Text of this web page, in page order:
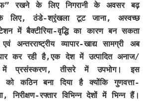
रखने के लिए निगरानी के अवसर बढ़
लिए, ठंडे-श्रृंखला टूट जाना, अस्वच्छ
में बैक्टीरिया-वृद्धि का कारण बन सकता
व्यापार-खाद्य सामग्री अब
पार कर रही है,एक देश में उत्पादित अनाज/
तीसरे में उपभोग। इस
को कठिन बना दिया है क्योंकि गुणवत्ता-
निरीक्षण-रफ्तार विभिन्न देशों में भिन्न हैं।